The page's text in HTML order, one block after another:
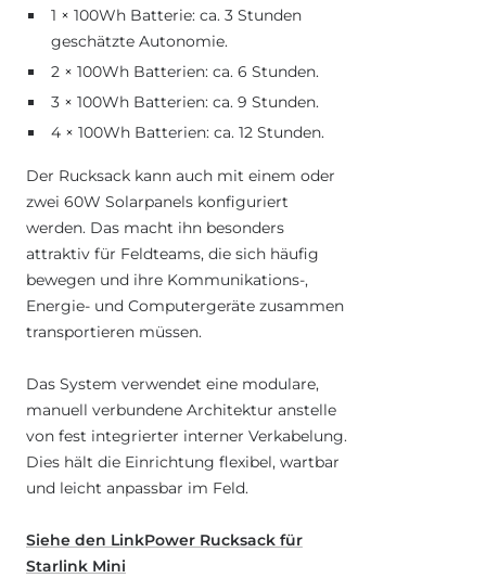
1 × 100Wh Batterie: ca. 3 Stunden
geschätzte Autonomie.
2 × 100Wh Batterien: ca. 6 Stunden.
3 × 100Wh Batterien: ca. 9 Stunden.
4 × 100Wh Batterien: ca. 12 Stunden.
Der Rucksack kann auch mit einem oder
zwei 60W Solarpanels konfiguriert
werden. Das macht ihn besonders
attraktiv für Feldteams, die sich häufig
bewegen und ihre Kommunikations-,
Energie- und Computergeräte zusammen
transportieren müssen.
Das System verwendet eine modulare,
manuell verbundene Architektur anstelle
von fest integrierter interner Verkabelung.
Dies hält die Einrichtung flexibel, wartbar
und leicht anpassbar im Feld.
Siehe den LinkPower Rucksack für
Starlink Mini